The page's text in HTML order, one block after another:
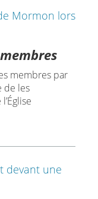
membres par
de les